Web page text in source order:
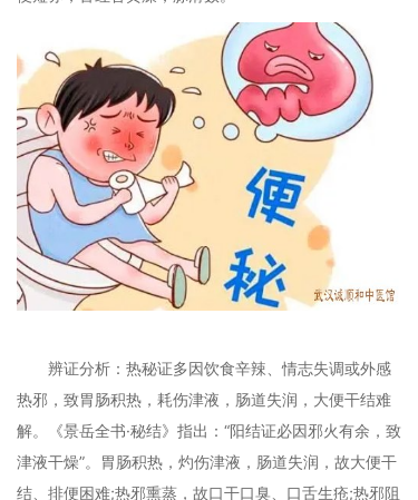
辨证分析：热秘证多因饮食辛辣、情志失调或外感
热邪，致胃肠积热，耗伤津液，肠道失润，大便干结难
解。《景岳全书·秘结》指出：“阳结证必因邪火有余，致
津液干燥”。胃肠积热，灼伤津液，肠道失润，故大便干
结、排便困难;热邪熏蒸，故口干口臭、口舌生疮;热邪阻